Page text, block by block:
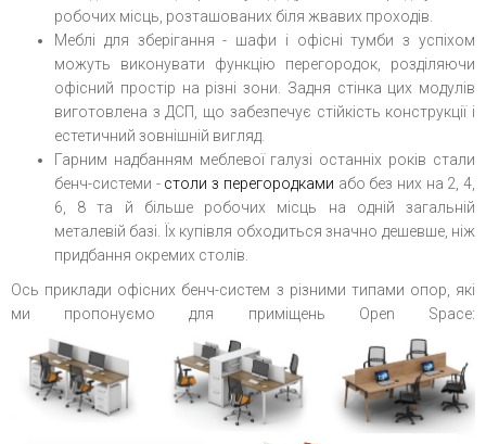
робочих місць, розташованих біля жвавих проходів.
Меблі для зберігання - шафи і офісні тумби з успіхом
можуть виконувати функцію перегородок, розділяючи
офісний простір на різні зони. Задня стінка цих модулів
виготовлена з ДСП, що забезпечує стійкість конструкції і
естетичний зовнішній вигляд.
Гарним надбанням меблевої галузі останніх років стали
бенч-системи - столи з перегородками або без них на 2, 4,
6, 8 та й більше робочих місць на одній загальній
металевій базі. Їх купівля обходиться значно дешевше, ніж
придбання окремих столів.
Ось приклади офісних бенч-систем з різними типами опор, які
ми пропонуємо для приміщень Open Space: